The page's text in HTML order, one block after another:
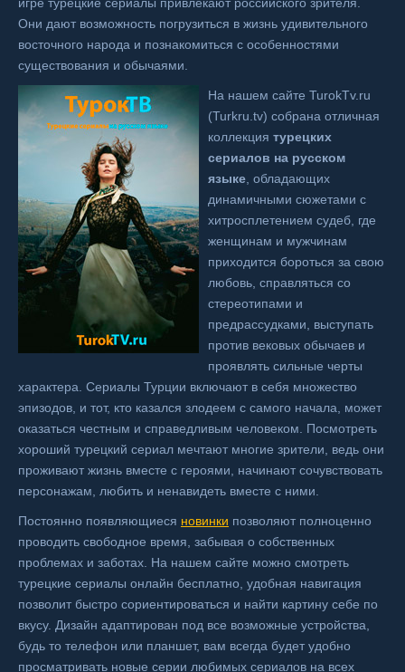
Они дают возможность погрузиться в жизнь удивительного
восточного народа и познакомиться с особенностями
существования и обычаями.
На нашем сайте TurokTv.ru
(Turkru.tv) собрана отличная
коллекция турецких
сериалов на русском
языке , обладающих
динамичными сюжетами с
хитросплетением судеб, где
женщинам и мужчинам
приходится бороться за свою
любовь, справляться со
стереотипами и
предрассудками, выступать
против вековых обычаев и
проявлять сильные черты
характера. Сериалы Турции включают в себя множество
эпизодов, и тот, кто казался злодеем с самого начала, может
оказаться честным и справедливым человеком. Посмотреть
хороший турецкий сериал мечтают многие зрители, ведь они
проживают жизнь вместе с героями, начинают сочувствовать
персонажам, любить и ненавидеть вместе с ними.
Постоянно появляющиеся новинки позволяют полноценно
проводить свободное время, забывая о собственных
проблемах и заботах. На нашем сайте можно смотреть
турецкие сериалы онлайн бесплатно, удобная навигация
позволит быстро сориентироваться и найти картину себе по
вкусу. Дизайн адаптирован под все возможные устройства,
будь то телефон или планшет, вам всегда будет удобно
просматривать новые серии любимых сериалов на всех